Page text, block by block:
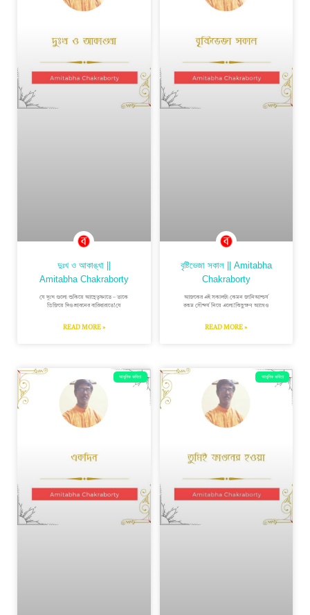
দুঃখ ও আকাঙ্খা ||
Amitabha Chakraborty
যে দুঃখ গুলো শুকিয়ে আছেতৃষ্ণাতে – তাকে
ভিজিয়ে দিওশ্রাবনের বারিধারাতে!যে
READ MORE »
বৃষ্টিভেজা সকাল || Amitabha
Chakraborty
আজকের এই সকালটা কেমন জানিআশ্চর্য
রকম সৌন্দর্য নিয়ে এলো!কিছুক্ষণ আগেও
READ MORE »
আধুনিক কবিতা আধুনিক কবিতা